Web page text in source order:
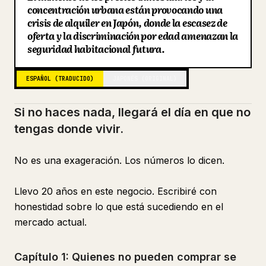
Blog
Actualizaciones
concentración urbana están provocando una
crisis de alquiler en Japón, donde la escasez de
oferta y la discriminación por edad amenazan la
seguridad habitacional futura.
ESPAÑOL (TRADUCIDO)
Si no haces nada, llegará el día en que no
tengas donde vivir.
No es una exageración. Los números lo dicen.
Llevo 20 años en este negocio. Escribiré con
honestidad sobre lo que está sucediendo en el
mercado actual.
Capítulo 1: Quienes no pueden comprar se